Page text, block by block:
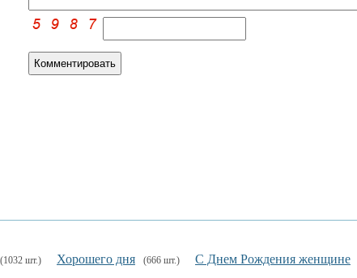
(1032 шт.) Хорошего дня (666 шт.) С Днем Рождения женщине